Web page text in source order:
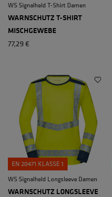
WS Signalheld T-Shirt Damen
WARNSCHUTZ T-SHIRT
MISCHGEWEBE
77,29 €
EN 20471 KLASSE 1
WS Signalheld Longsleeve Damen
WARNSCHUTZ LONGSLEEVE